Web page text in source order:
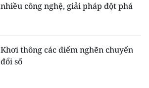
nhiều công nghệ, giải pháp đột phá
Khơi thông các điểm nghẽn chuyển
đổi số